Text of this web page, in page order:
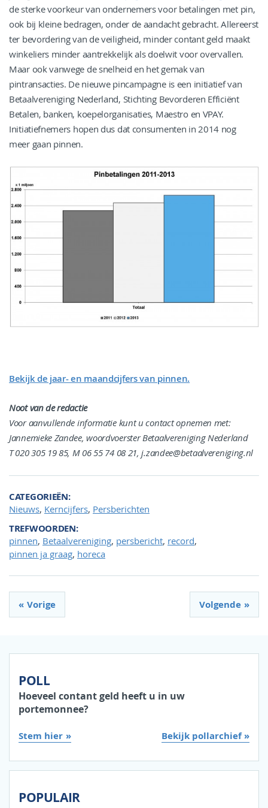
de sterke voorkeur van ondernemers voor betalingen met pin,
ook bij kleine bedragen, onder de aandacht gebracht. Allereerst
ter bevordering van de veiligheid, minder contant geld maakt
winkeliers minder aantrekkelijk als doelwit voor overvallen.
Maar ook vanwege de snelheid en het gemak van
pintransacties. De nieuwe pincampagne is een initiatief van
Betaalvereniging Nederland, Stichting Bevorderen Efficiënt
Betalen, banken, koepelorganisaties, Maestro en VPAY.
Initiatiefnemers hopen dus dat consumenten in 2014 nog
meer gaan pinnen.
Bekijk de jaar- en maandcijfers van pinnen.
Noot van de redactie
Voor aanvullende informatie kunt u contact opnemen met:
Jannemieke Zandee, woordvoerster Betaalvereniging Nederland
T 020 305 19 85, M 06 55 74 08 21, j.zandee@betaalvereniging.nl
CATEGORIEËN
Nieuws, Kerncijfers, Persberichten
TREFWOORDEN
pinnen, Betaalvereniging, persbericht, record,
pinnen ja graag, horeca
Vorige Volgende
POLL
Hoeveel contant geld heeft u in uw
portemonnee?
Stem hier Bekijk pollarchief »
POPULAIR